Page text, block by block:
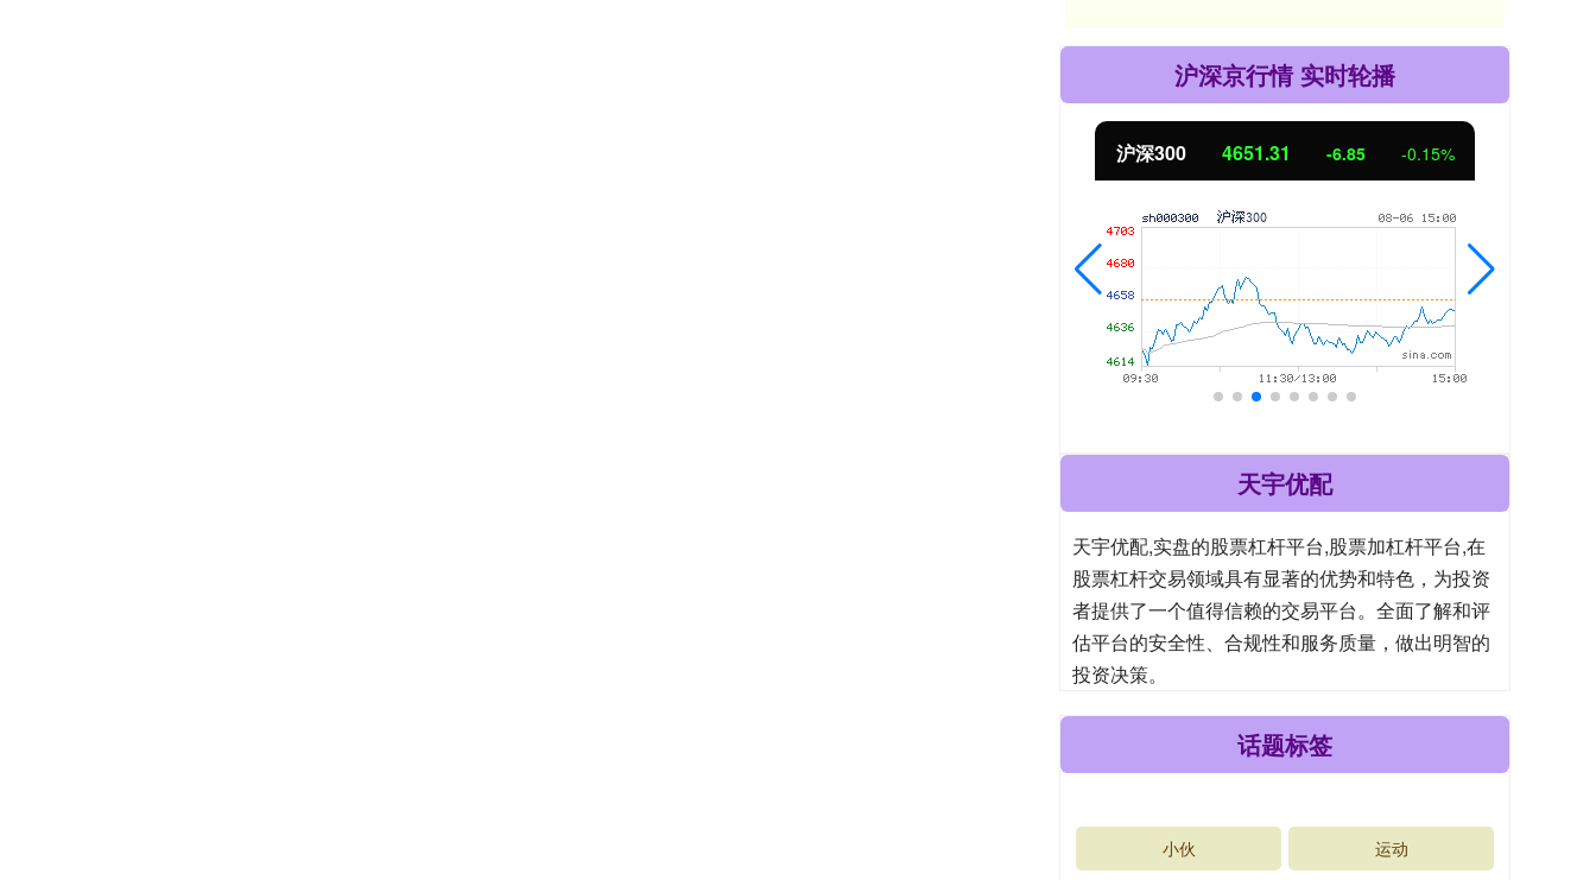
沪深京行情 实时轮播
沪深300 4651.31 -6.85 -0.15%
天宇优配
天宇优配,实盘的股票杠杆平台,股票加杠杆平台,在
股票杠杆交易领域具有显著的优势和特色，为投资
者提供了一个值得信赖的交易平台。全面了解和评
估平台的安全性、合规性和服务质量，做出明智的
投资决策。
话题标签
小伙 运动